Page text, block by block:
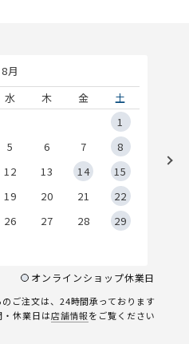
8月
水 木 金
土
1
5 6 7
8
12 13 14
15
19 20 21
22
26 27 28
29
オンラインショップ休業日
ご注文は、24時間承っております
休業日は店舗情報をご覧ください